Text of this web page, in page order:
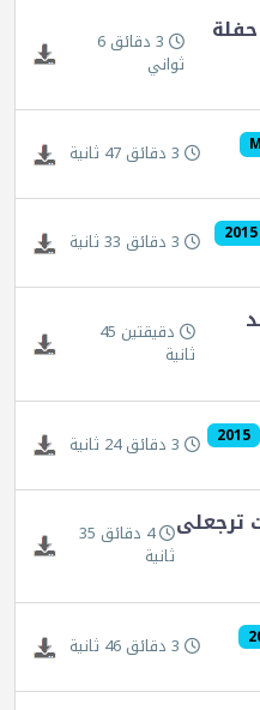
3 دقائق 6
ثواني
3 دقائق 47 ثانية
2015 3 دقائق 33 ثانية
دقيقتين 45
ثانية
2015 3 دقائق 24 ثانية
ترجعلى 4 دقائق 35
ثانية
3 دقائق 46 ثانية